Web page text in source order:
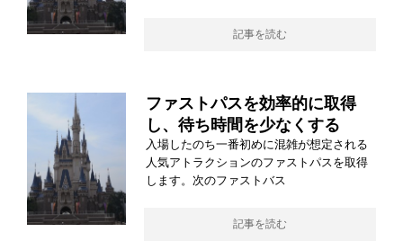
記事を読む
ファストパスを効率的に取得
し、待ち時間を少なくする
入場したのち一番初めに混雑が想定される
人気アトラクションのファストパスを取得
します。次のファストバス
記事を読む